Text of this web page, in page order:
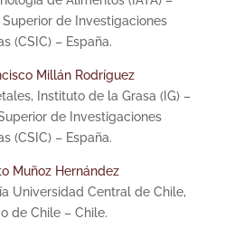
Superior de Investigaciones
(CSIC) – España.
Millán Rodríguez
Instituto de la Grasa (IG) –
de Investigaciones
(CSIC) – España.
Muñoz Hernández
Universidad Central de Chile,
de Chile – Chile.